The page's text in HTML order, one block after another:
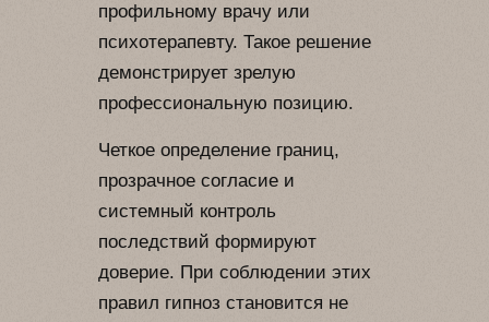
профильному врачу или
психотерапевту. Такое решение
демонстрирует зрелую
профессиональную позицию.
Четкое определение границ,
прозрачное согласие и
системный контроль
последствий формируют
доверие. При соблюдении этих
правил гипноз становится не